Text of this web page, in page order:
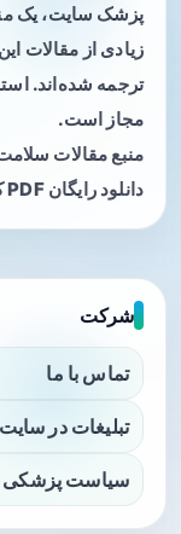
پزشک سایت، یک
زیادی از مقالات
ترجمه شده‌اند.
مجاز است.
منبع مقالات
دانلود رایگان PDF کتاب‌های پزشکی.
شرکت
تماس با ما
تبلیغات در سایت
سیاست پزشکی